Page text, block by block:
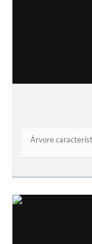
Árvore